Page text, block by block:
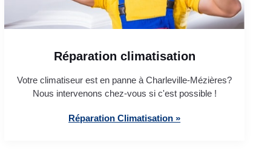
Réparation climatisation
Votre climatiseur est en panne à Charleville-Mézières?
Nous intervenons chez-vous si c'est possible !
Réparation Climatisation »